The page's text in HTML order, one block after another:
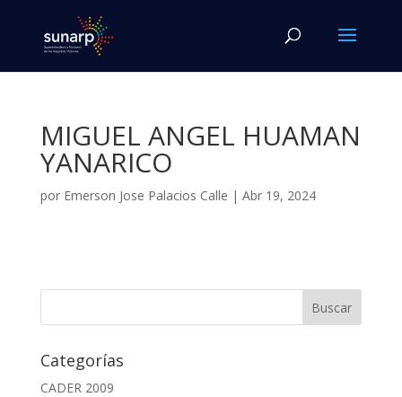
MIGUEL ANGEL HUAMAN
YANARICO
por Emerson Jose Palacios Calle | Abr 19, 2024
Categorías
CADER 2009